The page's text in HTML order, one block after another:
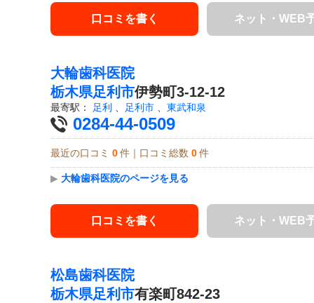
口コミを書く ネット・WEB
大輪歯科医院
栃木県足利市伊勢町3-12-12
最寄駅： 足利 、 足利市 、 東武和泉
0284-44-0509
最近の口コミ 0 件｜口コミ総数 0 件
▶ 大輪歯科医院のページを見る
口コミを書く ネット・WEB
松島歯科医院
栃木県足利市有楽町842-23